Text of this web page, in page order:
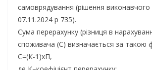
самоврядування (рішення виконавчого
07.11.2024 р 735).
Сума перерахунку (різниця в
споживача (С) визначається за такою
С=(К-1)хП,